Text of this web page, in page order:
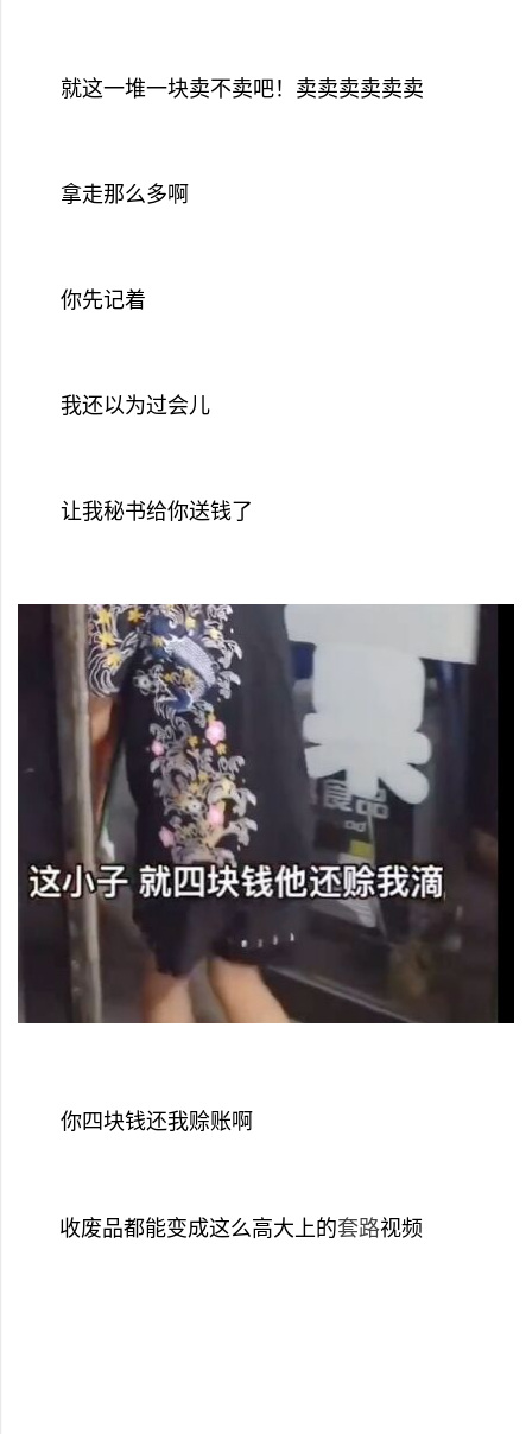
就这一堆一块卖不卖吧！卖卖卖卖卖卖
拿走那么多啊
你先记着
我还以为过会儿
让我秘书给你送钱了
你四块钱还我赊账啊
收废品都能变成这么高大上的套路视频